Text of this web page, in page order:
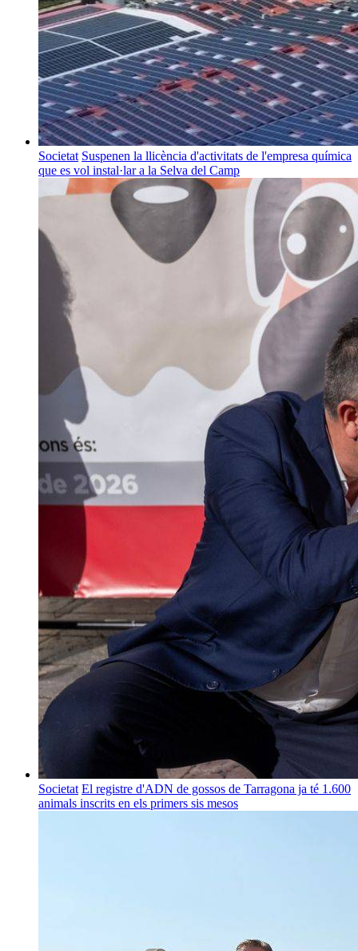
Societat Suspenen la llicència d'activitats de l'empresa química
que es vol instal·lar a la Selva del Camp
Societat El registre d'ADN de gossos de Tarragona ja té 1.600
animals inscrits en els primers sis mesos